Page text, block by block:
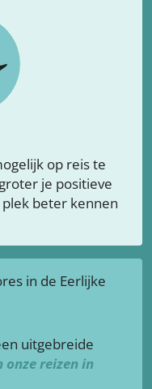
op reis te
je positieve
beter kennen
in de Eerlijke
uitgebreide
reizen in